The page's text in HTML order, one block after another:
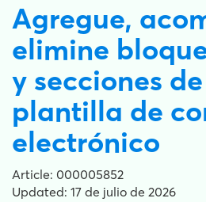
Agregue,
elimine
y secciones
plantilla de
electrónico
Article: 000005852
Updated: 17 de julio de 2026